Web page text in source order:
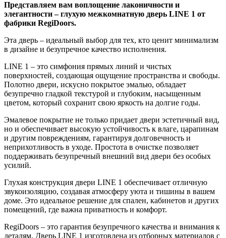
Представляем вам воплощение лаконичности и
элегантности – глухую межкомнатную дверь LINE 1 от
фабрики RegiDoors.
Эта дверь – идеальный выбор для тех, кто ценит минимализм
в дизайне и безупречное качество исполнения.
LINE 1 – это симфония прямых линий и чистых
поверхностей, создающая ощущение пространства и свободы.
Полотно двери, искусно покрытое эмалью, обладает
безупречно гладкой текстурой и глубоким, насыщенным
цветом, который сохранит свою яркость на долгие годы.
Эмалевое покрытие не только придает двери эстетичный вид,
но и обеспечивает высокую устойчивость к влаге, царапинам
и другим повреждениям, гарантируя долговечность и
неприхотливость в уходе. Простота в очистке позволяет
поддерживать безупречный внешний вид двери без особых
усилий.
Глухая конструкция двери LINE 1 обеспечивает отличную
звукоизоляцию, создавая атмосферу уюта и тишины в вашем
доме. Это идеальное решение для спален, кабинетов и других
помещений, где важна приватность и комфорт.
RegiDoors – это гарантия безупречного качества и внимания к
деталям. Дверь LINE 1 изготовлена из отборных материалов с